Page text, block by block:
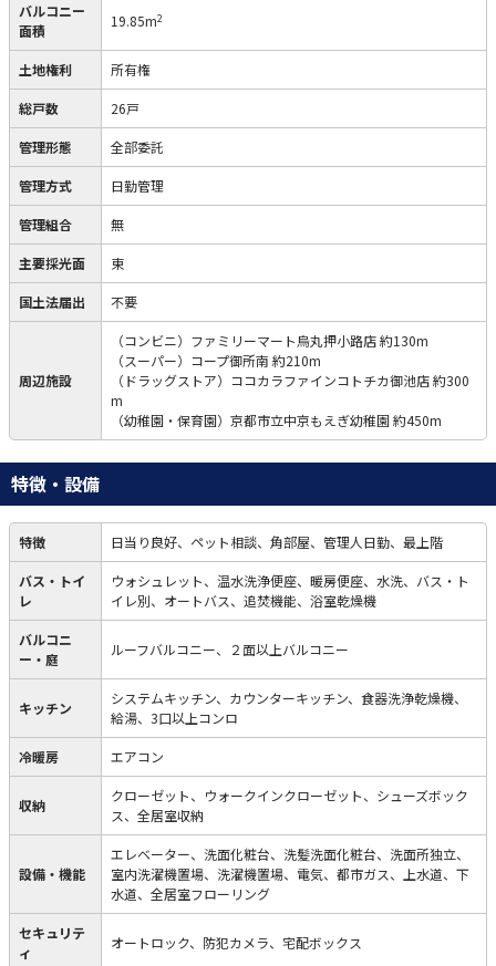
バルコニー
面積
19.85m2
土地権利 所有権
総戸数 26戸
管理形態 全部委託
管理方式 日勤管理
管理組合 無
主要採光面 東
国土法届出 不要
周辺施設
（コンビニ）ファミリーマート烏丸押小路店 約130m
（スーパー）コープ御所南 約210m
（ドラッグストア）ココカラファインコトチカ御池店 約300
m
（幼稚園・保育園）京都市立中京もえぎ幼稚園 約450m
特徴・設備
特徴 日当り良好、ペット相談、角部屋、管理人日勤、最上階
バス・トイ
レ
ウォシュレット、温水洗浄便座、暖房便座、水洗、バス・ト
イレ別、オートバス、追焚機能、浴室乾燥機
バルコニ
ー・庭
ルーフバルコニー、２面以上バルコニー
キッチン
システムキッチン、カウンターキッチン、食器洗浄乾燥機、
給湯、3口以上コンロ
冷暖房 エアコン
収納
クローゼット、ウォークインクローゼット、シューズボック
ス、全居室収納
設備・機能
エレベーター、洗面化粧台、洗髪洗面化粧台、洗面所独立、
室内洗濯機置場、洗濯機置場、電気、都市ガス、上水道、下
水道、全居室フローリング
セキュリテ
ィ
オートロック、防犯カメラ、宅配ボックス